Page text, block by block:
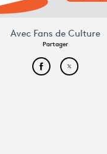
Avec Fans de Culture
Partager
Partager